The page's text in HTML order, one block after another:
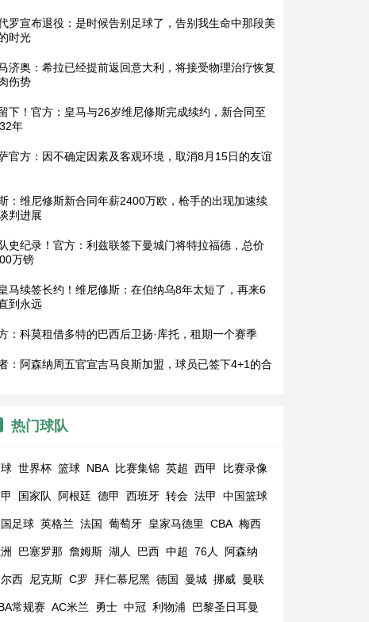
罗宣布退役：是时候告别足球了，告别我生命中那段美
时光
济奥：希拉已经提前返回意大利，将接受物理治疗恢复
伤势
下！官方：皇马与26岁维尼修斯完成续约，新合同至
年
官方：因不确定因素及客观环境，取消8月15日的友谊
：维尼修斯新合同年薪2400万欧，枪手的出现加速续
判进展
史纪录！官方：利兹联签下曼城门将特拉福德，总价
万镑
马续签长约！维尼修斯：在伯纳乌8年太短了，再来6
到永远
：科莫租借多特的巴西后卫扬·库托，租期一个赛季
：阿森纳周五官宣吉马良斯加盟，球员已签下4+1的合
热门球队
世界杯 篮球 NBA 比赛集锦 英超 西甲 比赛录像
国家队 阿根廷 德甲 西班牙 转会 法甲 中国篮球
足球 英格兰 法国 葡萄牙 皇家马德里 CBA 梅西
巴塞罗那 詹姆斯 湖人 巴西 中超 76人 阿森纳
西 尼克斯 C罗 拜仁慕尼黑 德国 曼城 挪威 曼联
常规赛 AC米兰 勇士 中冠 利物浦 巴黎圣日耳曼